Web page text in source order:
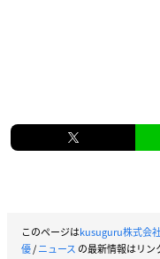
このページはkusuguru株式会
優/ニュース の最新情報はリン